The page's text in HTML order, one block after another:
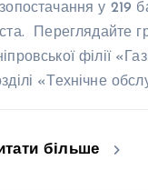
у 219
Переглядайте
філії
«Технічне
більше